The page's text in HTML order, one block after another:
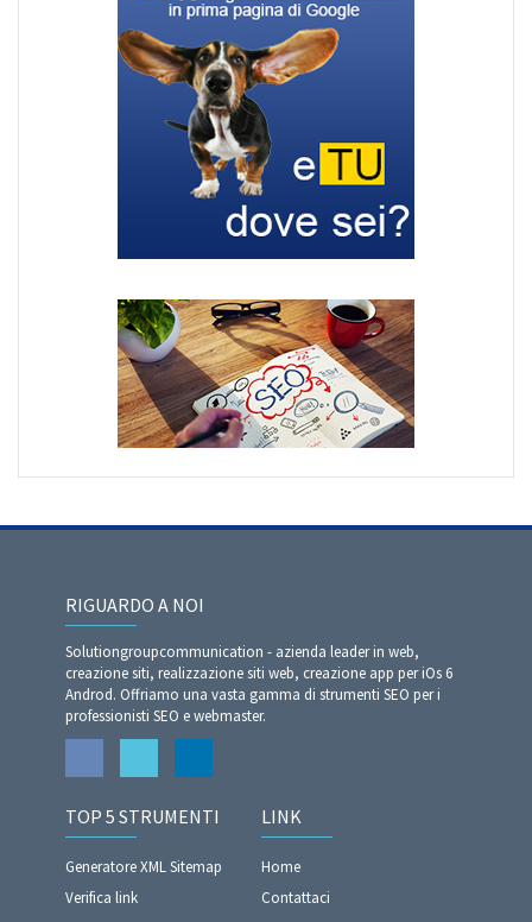
RIGUARDO A NOI
Solutiongroupcommunication - azienda leader in web,
creazione siti, realizzazione siti web, creazione app per iOs 6
Androd. Offriamo una vasta gamma di strumenti SEO per i
professionisti SEO e webmaster.
TOP 5 STRUMENTI
Generatore XML Sitemap
Verifica link
LINK
Home
Contattaci